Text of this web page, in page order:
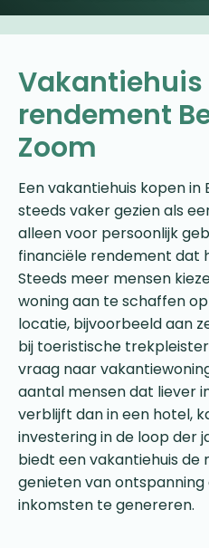
Vakantiehuis
rendement
Zoom
Een vakantiehuis kopen
steeds vaker gezien als
alleen voor persoonlijk
financiële rendement dat
Steeds meer mensen
woning aan te schaffen
locatie, bijvoorbeeld aan
bij toeristische
vraag naar
aantal mensen dat liever
verblijft dan in een hotel,
investering in de loop der
biedt een vakantiehuis de
genieten van
inkomsten te genereren.